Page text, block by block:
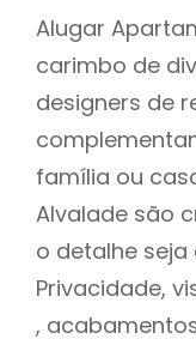
Alugar
carimbo de
designers de
família ou
Alvalade são
o detalhe
Privacidade,
,